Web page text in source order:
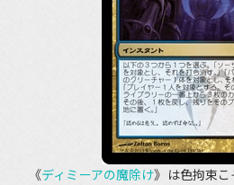
《ディミーアの魔除け》は色拘束